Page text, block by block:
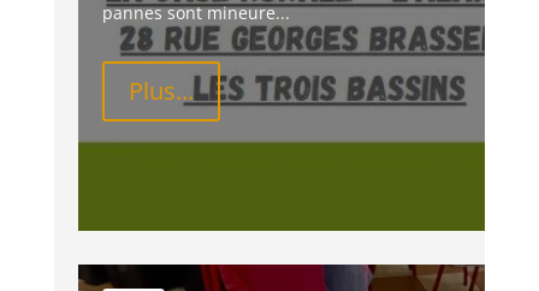
pannes sont mineure...
Plus...